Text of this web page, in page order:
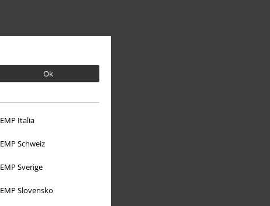
Ok
EMP Italia
EMP Schweiz
EMP Sverige
EMP Slovensko